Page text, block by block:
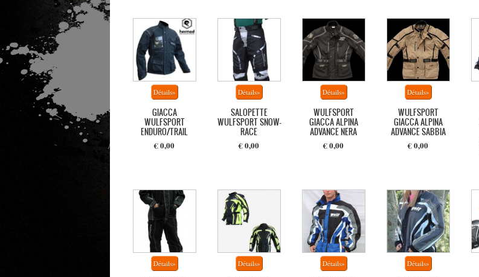
GIACCA
WULFSPORT
ENDURO/TRAIL
€ 0,00
SALOPETTE
WULFSPORT SNOW-
RACE
€ 0,00
WULFSPORT
GIACCA ALPINA
ADVANCE NERA
€ 0,00
WULFSPORT
GIACCA ALPINA
ADVANCE SABBIA
€ 0,00